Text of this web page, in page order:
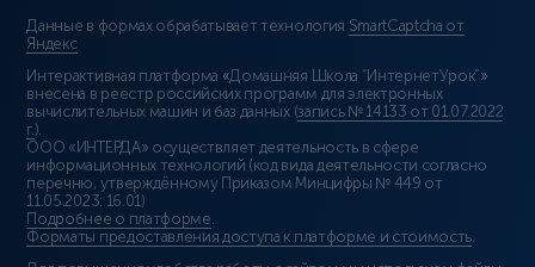
Данные в формах обрабатывает технология SmartCaptcha от
Яндекс
Интерактивная платформа «Домашняя Школа “ИнтернетУрок”»
внесена в реестр российских программ для электронных
вычислительных машин и баз данных (запись № 14133 от 01.07.2022
г.).
ООО «ИНТЕРДА» осуществляет деятельность в сфере
информационных технологий (код вида деятельности согласно
перечню, утверждённому Приказом Минцифры № 449 от
11.05.2023: 16.01)
Подробнее о платформе.
Форматы предоставления доступа к платформе и стоимость.